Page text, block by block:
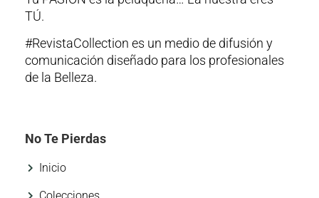
TÚ.
#RevistaCollection es un medio de difusión y
comunicación diseñado para los profesionales
de la Belleza.
No Te Pierdas
Inicio